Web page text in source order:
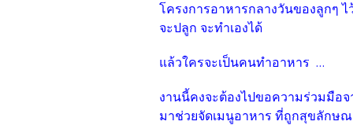
โครงการอาหารกลางวันของลูกๆ
จะปลูก จะทำเองได้
แล้วใครจะเป็นคนทำอาหาร ...
งานนี้คงจะต้องไปขอความร่วมมือ
มาช่วยจัดเมนูอาหาร ที่ถูกสุขลักษณ